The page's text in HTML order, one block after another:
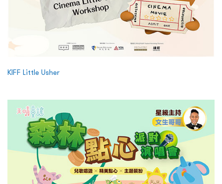
KIFF Little Usher